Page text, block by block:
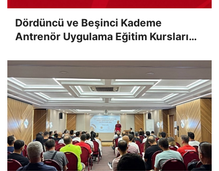
Dördüncü ve Beşinci Kademe
Antrenör Uygulama Eğitim Kursları